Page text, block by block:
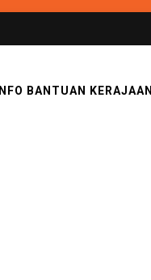
INFO BANTUAN KERAJAAN